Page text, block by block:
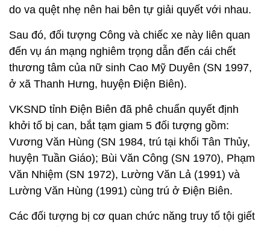
do va quệt nhẹ nên hai bên tự giải quyết với nhau.
Sau đó, đối tượng Công và chiếc xe này liên quan
đến vụ án mạng nghiêm trọng dẫn đến cái chết
thương tâm của nữ sinh Cao Mỹ Duyên (SN 1997,
ở xã Thanh Hưng, huyện Điện Biên).
VKSND tỉnh Điện Biên đã phê chuẩn quyết định
khởi tố bị can, bắt tạm giam 5 đối tượng gồm:
Vương Văn Hùng (SN 1984, trú tại khối Tân Thủy,
huyện Tuần Giáo); Bùi Văn Công (SN 1970), Phạm
Văn Nhiệm (SN 1972), Lường Văn Lả (1991) và
Lường Văn Hùng (1991) cùng trú ở Điện Biên.
Các đối tượng bị cơ quan chức năng truy tố tội giết